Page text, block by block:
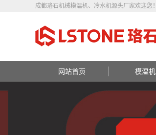
成都珞石机械模温机、冷水机源头厂家欢迎您！
网站首页 模温机